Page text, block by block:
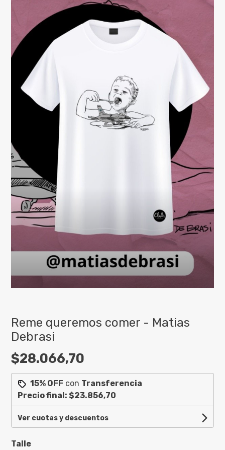
Reme queremos comer - Matias
Debrasi
$28.066,70
15% OFF con Transferencia
Precio final:$23.856,70
Ver cuotas y descuentos
Talle